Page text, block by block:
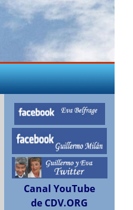
Canal YouTube
de CDV.ORG